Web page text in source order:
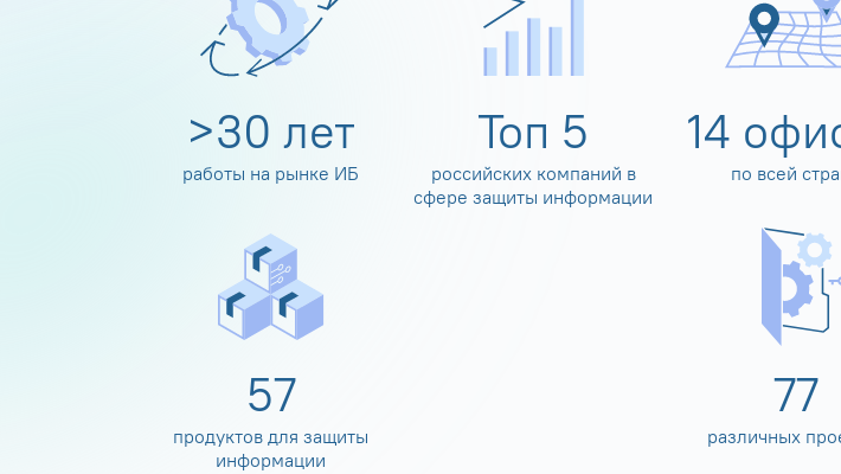
>30 лет
работы на рынке ИБ
Топ 5
российских компаний в
сфере защиты информации
14
по всей
60
продуктов для защиты
информации
80
различных